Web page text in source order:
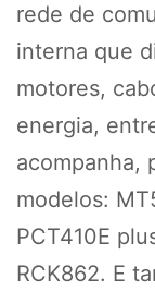
rede de
interna que
motores,
energia,
acompanha,
modelos:
PCT410E
RCK862. E